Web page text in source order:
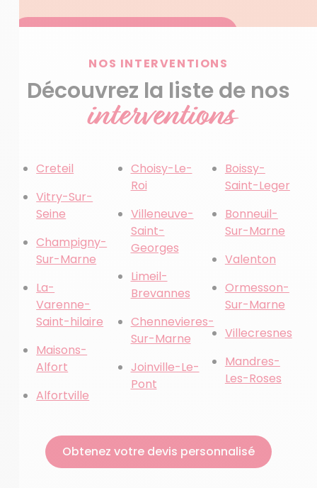
NOS INTERVENTIONS
Découvrez la liste de nos
interventions
Creteil
Vitry-Sur-
Seine
Champigny-
Sur-Marne
La-
Varenne-
Saint-hilaire
Maisons-
Alfort
Alfortville
Choisy-Le-
Roi
Villeneuve-
Saint-
Georges
Limeil-
Brevannes
Chennevieres-
Sur-Marne
Joinville-Le-
Pont
Boissy-
Saint-Leger
Bonneuil-
Sur-Marne
Valenton
Ormesson-
Sur-Marne
Villecresnes
Mandres-
Les-Roses
Obtenez votre devis personnalisé